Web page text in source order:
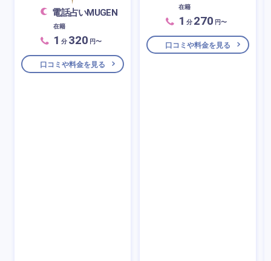
電話占いMUGEN
在籍
1 分 320 円〜
口コミや料金を見る
在籍
1 分 270 円〜
口コミや料金を見る